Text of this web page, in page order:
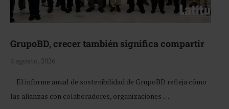
GrupoBD, crecer también significa compartir
4 agosto, 2026
El informe anual de sostenibilidad de GrupoBD refleja cómo
las alianzas con colaboradores, organizaciones …